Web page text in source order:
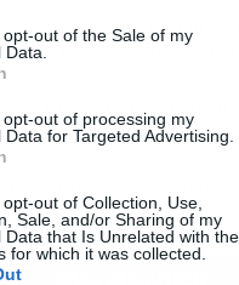
opt-out of the Sale of my
opt-out of processing my
Data for Targeted Advertising.
out of Collection, Use,
Sale, and/or Sharing of my
Data that Is Unrelated with the
for which it was collected.
“Απολύτως επιθυμητή
στο κεφάλαιο των
επικερδής βιομηχανία
στο διάστημα